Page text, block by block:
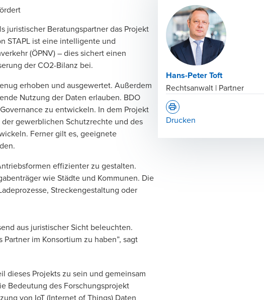
juristischer Beratungspartner das Projekt
STAPL ist eine intelligente und
(ÖPNV) – dies sichert einen
der CO2-Bilanz bei.
erhoben und ausgewertet. Außerdem
Nutzung der Daten erlauben. BDO
zu entwickeln. In dem Projekt
gewerblichen Schutzrechte und des
Ferner gilt es, geeignete
effizienter zu gestalten.
wie Städte und Kommunen. Die
Streckengestaltung oder
aus juristischer Sicht beleuchten.
im Konsortium zu haben”, sagt
dieses Projekts zu sein und gemeinsam
Bedeutung des Forschungsprojekt
von IoT (Internet of Things) Daten
Hans-Peter Toft
Rechtsanwalt | Partner
Drucken